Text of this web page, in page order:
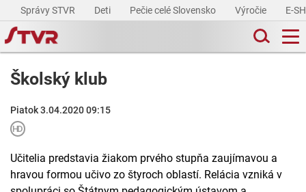
Správy STVR Deti Pečie celé Slovensko Výročie E-
Školský klub
Piatok 3.04.2020 09:15
Učitelia predstavia žiakom prvého stupňa zaujímavou a
hravou formou učivo zo štyroch oblastí. Relácia vzniká v